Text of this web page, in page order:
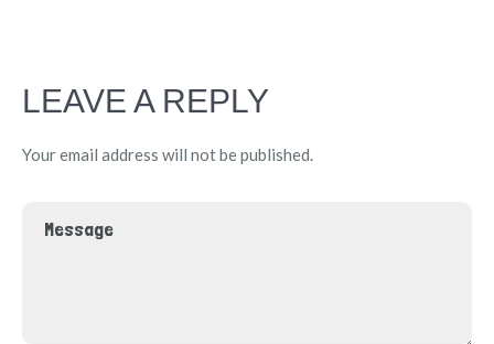
LEAVE A REPLY
Your email address will not be published.